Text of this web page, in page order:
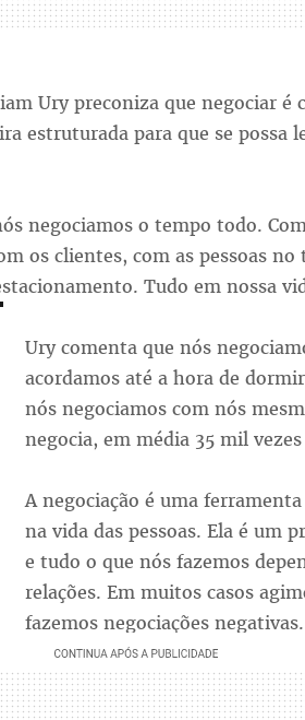
Ury preconiza que negociar é
estruturada para que se possa
negociamos o tempo todo.
os clientes, com as pessoas
Tudo em nossa
Ury comenta que nós
acordamos até a hora de
nós negociamos com nós
negocia, em média 35 mil
A negociação é uma
na vida das pessoas. Ela é um
e tudo o que nós fazemos
relações. Em muitos casos
fazemos negociações negativas.